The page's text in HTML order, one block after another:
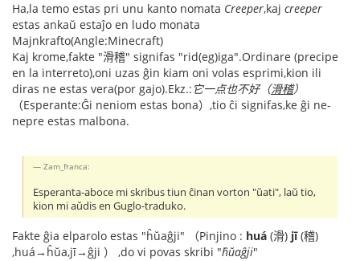
Ha,la temo estas pri unu kanto nomata Creeper,kaj creeper
estas ankaŭ estaĵo en ludo monata
Majnkrafto(Angle:Minecraft)
Kaj krome,fakte "滑稽" signifas "rid(eg)iga".Ordinare (precipe
en la interreto),oni uzas ĝin kiam oni volas esprimi,kion ili
diras ne estas vera(por gajo).Ekz.: 它一点也不好（滑稽）
（Esperante:Ĝi neniom estas bona）,tio ĉi signifas,ke ĝi ne-
nepre estas malbona.
Zam_franca:
Esperanta-aboce mi skribus tiun ĉinan vorton "ŭati", laŭ tio,
kion mi aŭdis en Guglo-traduko.
Fakte ĝia elparolo estas "ĥŭaĝji" （Pinjino : huá (滑) jī(稽)
,huá→ĥŭa,jī→ĝji ） ,do vi povas skribi "ĥŭaĝji"